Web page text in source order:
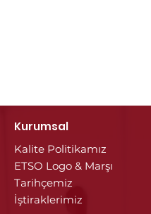
Kurumsal
Kalite Politikamız
ETSO Logo & Marşı
Tarihçemiz
İştiraklerimiz